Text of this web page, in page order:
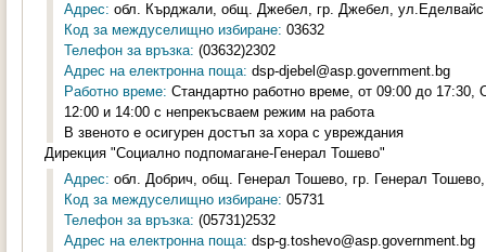
Адрес: обл. Кърджали, общ. Джебел, гр. Джебел,
Код за междуселищно избиране: 03632
Телефон за връзка: (03632)2302
Адрес на електронна поща: dsp-djebel@asp.government.bg
Работно време: Стандартно работно време, от 09:00 до
12:00 и 14:00 с непрекъсваем режим на работа
В звеното е осигурен достъп за хора с увреждания
Дирекция "Социално подпомагане-Генерал Тошево"
Адрес: обл. Добрич, общ. Генерал Тошево, гр. Генерал
Код за междуселищно избиране: 05731
Телефон за връзка: (05731)2532
Адрес на електронна поща: dsp-g.toshevo@asp.government.bg